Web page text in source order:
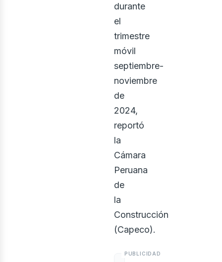
durante
el
trimestre
móvil
septiembre-
noviembre
de
2024,
reportó
la
Cámara
Peruana
de
la
Construcción
(Capeco).